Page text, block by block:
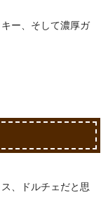
ー、そして濃厚ガ
、ドルチェだと思